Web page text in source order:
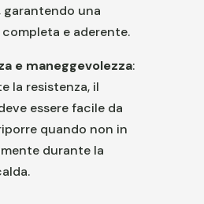
garantendo una
e aderente.
e maneggevolezza:
la resistenza, il
essere facile da
quando non in
durante la